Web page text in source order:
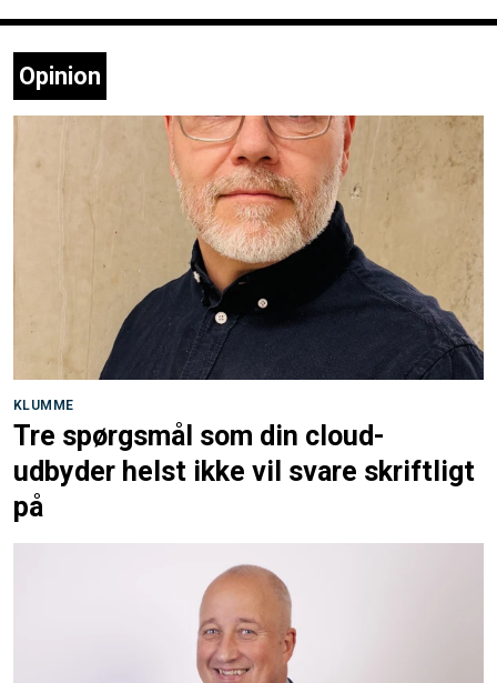
Opinion
KLUMME
Tre spørgsmål som din cloud-
udbyder helst ikke vil svare skriftligt
på